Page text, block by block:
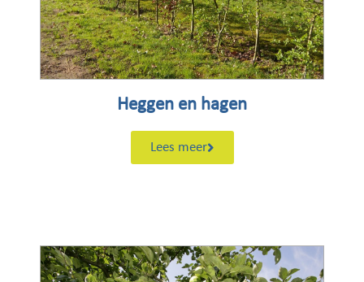
Heggen en hagen
Lees meer